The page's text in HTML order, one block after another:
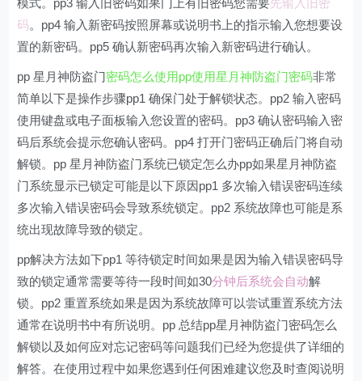
模式。pp3 输入旧密码如果门上有旧密码您需要先输入旧密
码。pp4 输入新密码按照屏幕或说明书上的指示输入您想要设
置的新密码。pp5 确认新密码再次输入新密码进行确认。
pp 星月神防盗门密码怎么使用pp使用星月神防盗门密码非常
简单以下是操作步骤pp1 确保门处于解锁状态。pp2 输入密码
使用键盘或电子面板输入您设置的密码。pp3 确认密码输入密
码后系统会提示您确认密码。pp4 打开门密码正确后门将自动
解锁。pp 星月神防盗门系统已锁定怎么办pp如果星月神防盗
门系统显示已锁定可能是以下原因pp1 多次输入错误密码连续
多次输入错误密码会导致系统锁定。pp2 系统故障也可能是系
统出现故障导致的锁定。
pp解决方法如下pp1 等待锁定时间如果是因为输入错误密码导
致的锁定通常需要等待一段时间如30分钟后系统会自动解
锁。pp2 重置系统如果是因为系统故障可以尝试重置系统方法
通常在说明书中有所说明。pp 总结pp星月神防盗门密码怎么
解锁以及如何应对忘记密码等问题我们已经为您提供了详细的
解答。在使用过程中如果您遇到任何困难建议您及时查阅说明